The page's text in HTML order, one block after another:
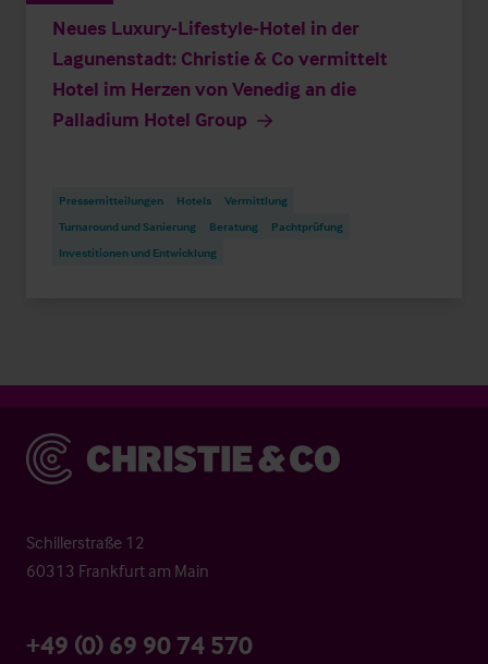
Neues Luxury-Lifestyle-Hotel in der
Lagunenstadt: Christie & Co vermittelt
Hotel im Herzen von Venedig an die
Palladium Hotel Group
Pressemitteilungen Hotels
Vermittlung
Turnaround und Sanierung
Beratung
Pachtprüfung
Investitionen und Entwicklung
Christie & Co
Schillerstraße 12
60313 Frankfurt am Main
+49 (0) 69 90 74 570